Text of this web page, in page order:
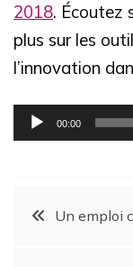
2018. Écoutez
plus sur les
l’innovation
Lecteur
audio
00:00
Un emploi